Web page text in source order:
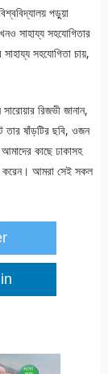
পড়ুয়া
সাহায্য সহযোগিতার
সহযোগিতা চায়,
রিজভী জানান,
তার ষাঁড়টির ছবি, ওজন
কাছে ঢাকাসহ
করেন। আমরা সেই সকল